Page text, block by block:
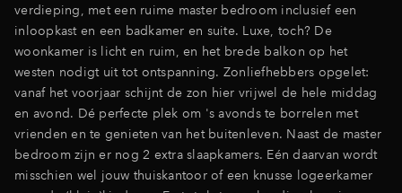
verdieping, met een ruime master bedroom inclusief een
inloopkast en een badkamer en suite. Luxe, toch? De
woonkamer is licht en ruim, en het brede balkon op het
westen nodigt uit tot ontspanning. Zonliefhebbers opgelet:
vanaf het voorjaar schijnt de zon hier vrijwel de hele middag
en avond. Dé perfecte plek om 's avonds te borrelen met
vrienden en te genieten van het buitenleven. Naast de master
bedroom zijn er nog 2 extra slaapkamers. Eén daarvan wordt
misschien wel jouw thuiskantoor of een knusse logeerkamer